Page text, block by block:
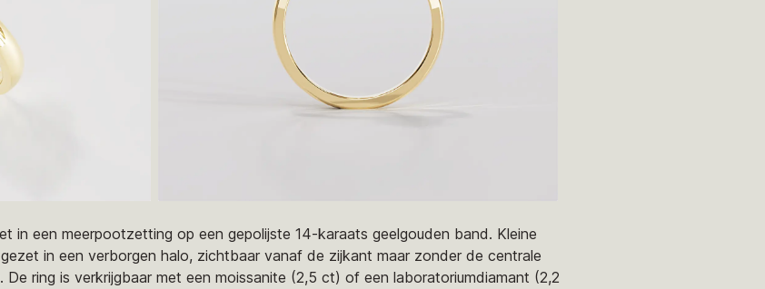
in een meerpootzetting op een gepolijste 14-karaats geelgouden band. Kleine
in een verborgen halo, zichtbaar vanaf de zijkant maar zonder de centrale
ring is verkrijgbaar met een moissanite (2,5 ct) of een laboratoriumdiamant (2,2